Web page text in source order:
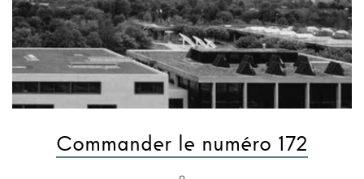
Commander le numéro 172